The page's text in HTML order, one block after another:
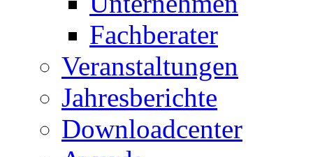
Fachberater
Veranstaltungen
Jahresberichte
Downloadcenter